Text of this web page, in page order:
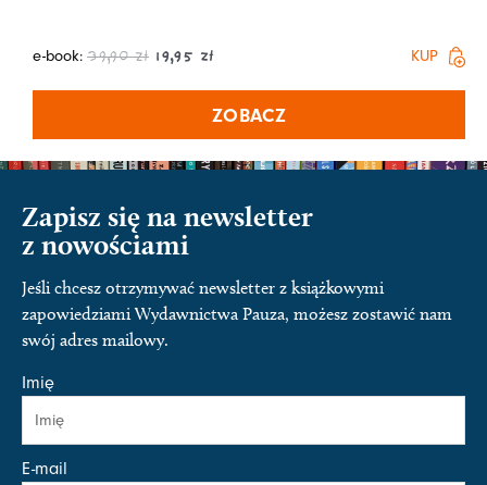
e-book: 39,90zł 19,95 zł KUP
ZOBACZ
Zapisz się na newsletter
z nowościami
Jeśli chcesz otrzymywać newsletter z książkowymi
zapowiedziami Wydawnictwa Pauza, możesz zostawić nam
swój adres mailowy.
Imię
E-mail